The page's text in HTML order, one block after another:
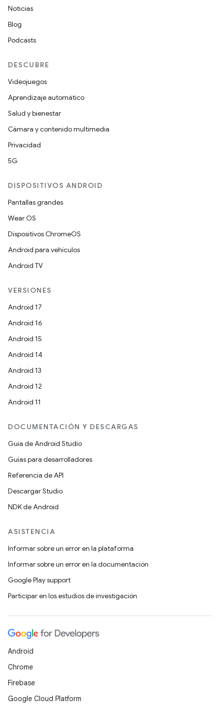
Noticias
Blog
Podcasts
DESCUBRE
Videojuegos
Aprendizaje automático
Salud y bienestar
Cámara y contenido multimedia
Privacidad
5G
DISPOSITIVOS ANDROID
Pantallas grandes
Wear OS
Dispositivos ChromeOS
Android para vehículos
Android TV
VERSIONES
Android 17
Android 16
Android 15
Android 14
Android 13
Android 12
Android 11
DOCUMENTACIÓN Y DESCARGAS
Guía de Android Studio
Guías para desarrolladores
Referencia de API
Descargar Studio
NDK de Android
ASISTENCIA
Informar sobre un error en la plataforma
Informar sobre un error en la documentación
Google Play support
Participar en los estudios de investigación
Android
Chrome
Firebase
Google Cloud Platform